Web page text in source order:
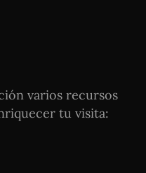
varios recursos
tu visita: